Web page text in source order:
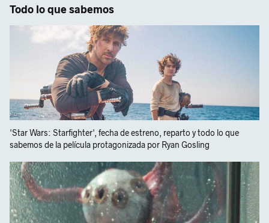
Todo lo que sabemos
'Star Wars: Starfighter', fecha de estreno, reparto y todo lo que
sabemos de la película protagonizada por Ryan Gosling